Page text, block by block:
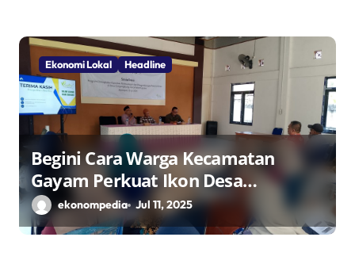
Ekonomi Lokal Headline
Begini Cara Warga Kecamatan
Gayam Perkuat Ikon Desa
Penggerak Ekonomi Lokal Melalui
TPID
ekonompedia Jul 11, 2025